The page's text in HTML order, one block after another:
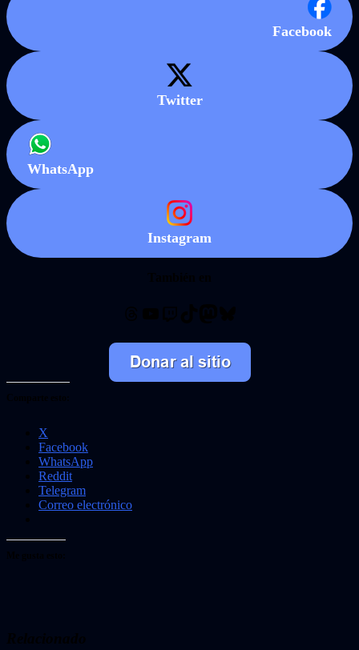
Facebook
Twitter
WhatsApp
Instagram
X
Facebook
WhatsApp
Reddit
Telegram
Correo electrónico